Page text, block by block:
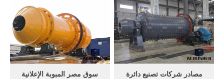
التولة لأكثر العيارات تداولا في
دبي و هي عيار 24 و عيار 22.
بالإضافة الى تلك العيارات، أيضا
عيار 21 و 18 يتم تداولها على
نطاق أضيق.
2018 افضل واحدث جهاز
كاشف المعادن gpx 5000
احصل على افضل اسعار للاقوى
كاشف الذهب الخام القديم
والكنوز الدفينة .
سوق مصر المبوبة الإعلانية
مصادر شركات تصنيع دائرة